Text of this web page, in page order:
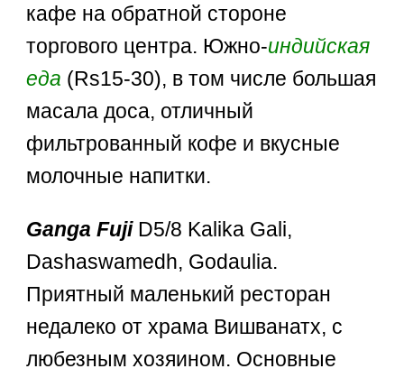
кафе на обратной стороне
торгового центра. Южно-индийская
еда (Rs15-30), в том числе большая
масала доса, отличный
фильтрованный кофе и вкусные
молочные напитки.
Ganga FujiD5/8 Kalika Gali,
Dashaswamedh, Godaulia.
Приятный маленький ресторан
недалеко от храма Вишванатх, с
любезным хозяином. Основные